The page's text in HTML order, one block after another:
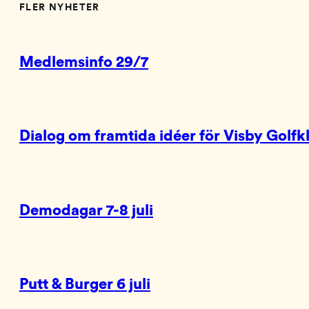
FLER NYHETER
Medlemsinfo 29/7
Dialog om framtida idéer för Visby
Demodagar 7-8 juli
Putt & Burger 6 juli